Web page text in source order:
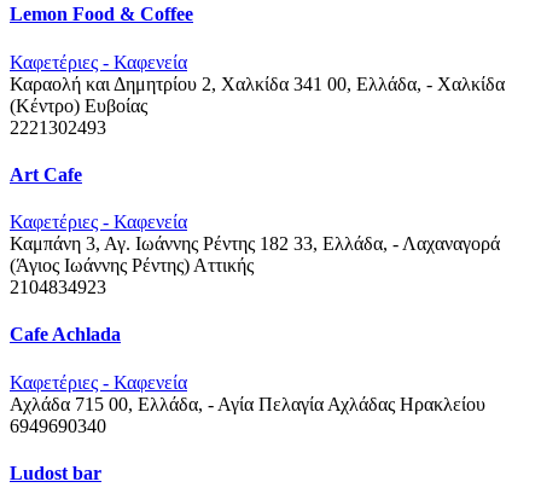
Lemon Food & Coffee
Καφετέριες - Καφενεία
Καραολή και Δημητρίου 2, Χαλκίδα 341 00, Ελλάδα, - Χαλκίδα
(Κέντρο) Ευβοίας
2221302493
Art Cafe
Καφετέριες - Καφενεία
Καμπάνη 3, Αγ. Ιωάννης Ρέντης 182 33, Ελλάδα, - Λαχαναγορά
(Άγιος Ιωάννης Ρέντης) Αττικής
2104834923
Cafe Achlada
Καφετέριες - Καφενεία
Αχλάδα 715 00, Ελλάδα, - Αγία Πελαγία Αχλάδας Ηρακλείου
6949690340
Ludost bar